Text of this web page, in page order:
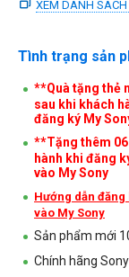
XEM DANH
Tình trạng sản
**Quà tặng thẻ
sau khi khách
đăng ký My
**Tặng thêm
hành khi đăng
vào My Sony
Hướng dẫn đăng
vào My Sony
Sản phẩm mới
Chính hãng